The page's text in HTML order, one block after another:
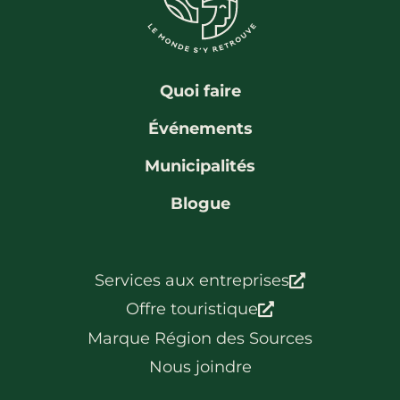
Bénévolat
Communauté d’affaires
Travailleurs autonomes
Coups de cœur
Pédalez!
Blogue
Quoi faire
Événements
Municipalités
Blogue
Services aux entreprises
Offre touristique
Marque Région des Sources
Nous joindre